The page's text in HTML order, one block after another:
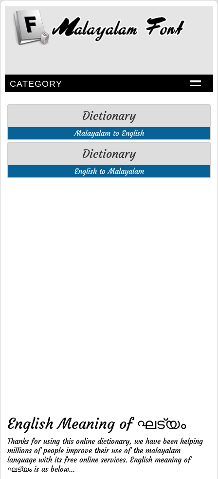
CATEGORY
Dictionary
Malayalam to English
Dictionary
English to Malayalam
English Meaning of ഘട്യം
Thanks for using this online dictionary, we have been helping
millions of people improve their use of the malayalam
language with its free online services. English meaning of
ഘട്യം is as below...